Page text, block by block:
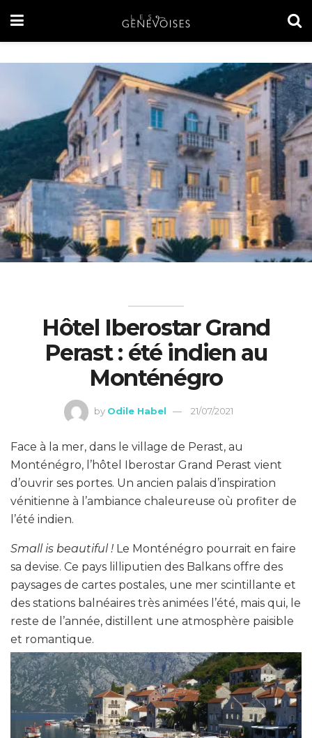
Hôtel Iberostar Grand
Perast : été indien au
Monténégro
by Odile Habel 21/07/2021
Face à la mer, dans le village de Perast, au
Monténégro, l’hôtel Iberostar Grand Perast vient
d’ouvrir ses portes. Un ancien palais d’inspiration
vénitienne à l’ambiance chaleureuse où profiter de
l’été indien.
Small is beautiful ! Le Monténégro pourrait en faire
sa devise. Ce pays lilliputien des Balkans offre des
paysages de cartes postales, une mer scintillante et
des stations balnéaires très animées l’été, mais qui, le
reste de l’année, distillent une atmosphère paisible
et romantique.